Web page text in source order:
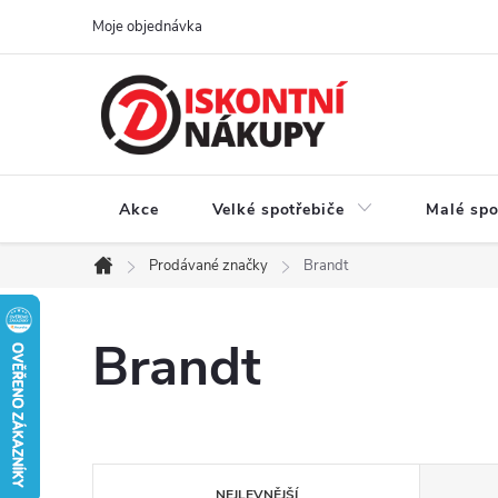
Moje objednávka
Akce Velké spotřebiče Malé
Domů
Prodávané značky Brandt
Brandt